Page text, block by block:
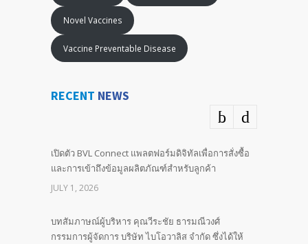
Novel Vaccines
Vaccine Preventable Disease
RECENT NEWS
เปิดตัว BVL Connect แพลตฟอร์มดิจิทัลเพื่อการสั่งซื้อ
และการเข้าถึงข้อมูลผลิตภัณฑ์สำหรับลูกค้า
JULY 1, 2026
บทสัมภาษณ์ผู้บริหาร คุณวีระชัย ธารมณีวงศ์
กรรมการผู้จัดการ บริษัท ไบโอวาลิส จำกัด ซึ่งได้ให้